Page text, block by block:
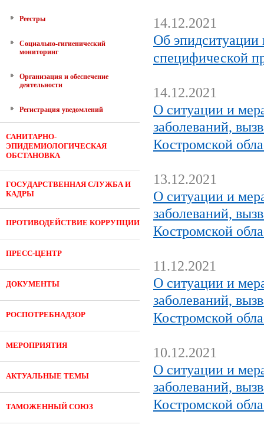
Реестры
Социально-гигиенический
мониторинг
Организация и обеспечение
деятельности
Регистрация уведомлений
САНИТАРНО-
ЭПИДЕМИОЛОГИЧЕСКАЯ
ОБСТАНОВКА
ГОСУДАРСТВЕННАЯ СЛУЖБА И
КАДРЫ
ПРОТИВОДЕЙСТВИЕ КОРРУПЦИИ
ПРЕСС-ЦЕНТР
ДОКУМЕНТЫ
РОСПОТРЕБНАДЗОР
МЕРОПРИЯТИЯ
АКТУАЛЬНЫЕ ТЕМЫ
ТАМОЖЕННЫЙ СОЮЗ
14.12.2021
Об
специфической
14.12.2021
О ситуации и
заболеваний,
Костромской
13.12.2021
О ситуации и
заболеваний,
Костромской
11.12.2021
О ситуации и
заболеваний,
Костромской
10.12.2021
О ситуации и
заболеваний,
Костромской